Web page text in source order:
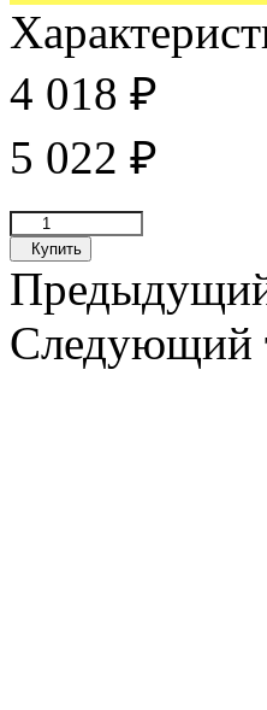
4 018 ₽
5 022 ₽
Купить
Следующий